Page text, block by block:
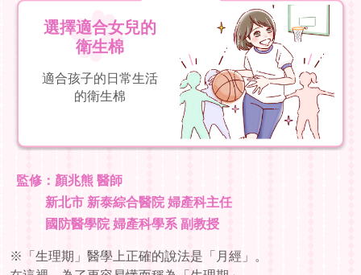
首頁
給女孩的
選擇適合女兒的
衛生棉
適合孩子的日常生活
的衛生棉
監修：顏兆熊 醫師
新北市 新泰綜合醫院 婦產科主任
國防醫學院 婦產科學系 副教授
※「生理期」醫學上正確的說法是「月經」。